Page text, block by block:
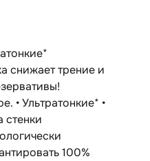
снижает трение и
• Ультратонкие* •
стенки
100%